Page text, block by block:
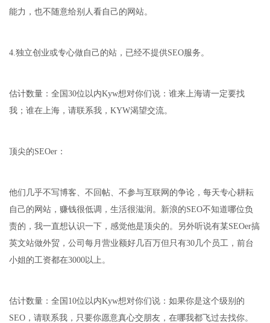
能力，也不随意给别人看自己的网站。
4.独立创业或专心做自己的站，已经不提供SEO服务。
估计数量：全国30位以内Kyw想对你们说：谁来上海请一定要找
我；谁在上海，请联系我，KYW渴望交流。
顶尖的SEOer：
他们几乎不写博客、不回帖、不参与互联网的争论，每天专心耕耘
自己的网站，赚钱很低调，生活很滋润。新浪的SEO不知道哪位负
责的，我一直想认识一下，感觉他是顶尖的。另外听说有某SEOer搞
英文站做外贸，公司每月营业额好几百万但只有30几个员工，前台
小姐的工资都在3000以上。
估计数量：全国10位以内Kyw想对你们说：如果你是这个级别的
SEO，请联系我，只要你愿意真心交朋友，在哪我都飞过去找你。